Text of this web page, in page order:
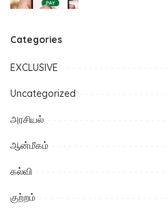
Categories
EXCLUSIVE
Uncategorized
அரசியல்
ஆன்மீகம்
கல்வி
குற்றம்